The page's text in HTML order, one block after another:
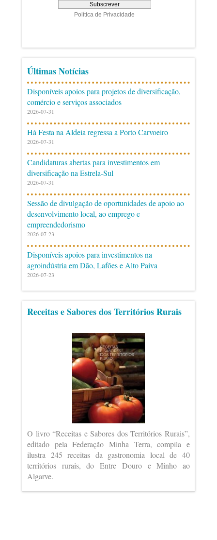
Últimas Notícias
Disponíveis apoios para projetos de diversificação,
comércio e serviços associados
2026-07-31
Há Festa na Aldeia regressa a Porto Carvoeiro
2026-07-31
Candidaturas abertas para investimentos em
diversificação na Estrela-Sul
2026-07-31
Sessão de divulgação de oportunidades de apoio ao
desenvolvimento local, ao emprego e
empreendedorismo
2026-07-23
Disponíveis apoios para investimentos na
agroindústria em Dão, Lafões e Alto Paiva
2026-07-23
Receitas e Sabores dos Territórios Rurais
O livro “Receitas e Sabores dos Territórios Rurais”,
editado pela Federação Minha Terra, compila e
ilustra 245 receitas da gastronomia local de 40
territórios rurais, do Entre Douro e Minho ao
Algarve.